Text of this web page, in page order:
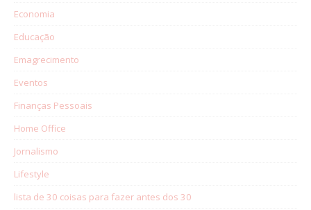
Economia
Educação
Emagrecimento
Eventos
Finanças Pessoais
Home Office
Jornalismo
Lifestyle
lista de 30 coisas para fazer antes dos 30